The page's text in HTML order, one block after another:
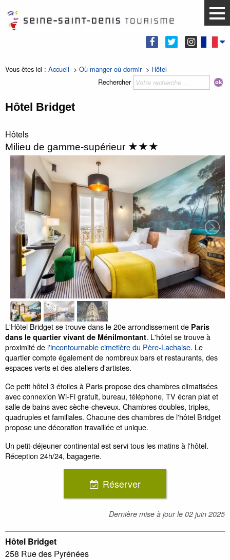
Vous êtes ici : Accueil > Où manger où dormir> Hôtel
Rechercher
Hôtel Bridget
Hôtels
Milieu de gamme-supérieur ★★★
L'Hôtel Bridget se trouve dans le 20e arrondissement de Paris
dans le quartier vivant de Ménilmontant. L'hôtel se trouve à
proximité de l'incontournable cimetière du Père-Lachaise. Le
quartier compte également de nombreux bars et restaurants, des
espaces verts et des ateliers d'artistes.
Ce petit hôtel 3 étoiles à Paris propose des chambres climatisées
avec connexion Wi-Fi gratuit, bureau, téléphone, TV écran plat et
salle de bains avec sèche-cheveux. Chambres doubles, triples,
quadruples et familiales. Chacune des chambres de l'hôtel Bridget
propose une décoration travaillée et unique.
Un petit-déjeuner continental est servi tous les matins à l'hôtel.
Réception 24h/24, bagagerie.
Réserver
Dernière mise à jour le 02 juin 2025
Hôtel Bridget
258 Rue des Pyrénées